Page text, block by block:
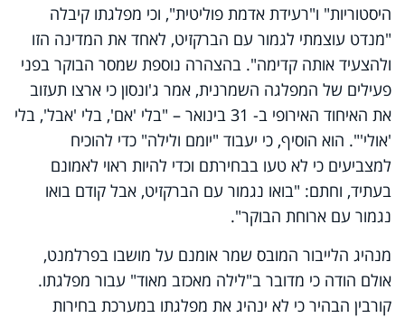
היסטוריות" ו"רעידת אדמת פוליטית", וכי מפלגתו קיבלה
"מנדט עוצמתי לגמור עם הברקזיט, לאחד את המדינה הזו
ולהצעיד אותה קדימה". בהצהרה נוספת שמסר הבוקר בפני
פעילים של המפלגה השמרנית, אמר ג'ונסון כי ארצו תעזוב
את האיחוד האירופי ב- 31 בינואר – "בלי 'אם', בלי 'אבל', בלי
'אולי'". הוא הוסיף, כי יעבוד "יומם ולילה" כדי להוכיח
למצביעים כי לא טעו בבחירתם וכדי להיות ראוי לאמונם
בעתיד, וחתם: "בואו נגמור עם הברקזיט, אבל קודם בואו
נגמור עם ארוחת הבוקר".
מנהיג הלייבור המובס שמר אומנם על מושבו בפרלמנט,
אולם הודה כי מדובר ב"לילה מאכזב מאוד" עבור מפלגתו.
קורבין הבהיר כי לא ינהיג את מפלגתו במערכת בחירות